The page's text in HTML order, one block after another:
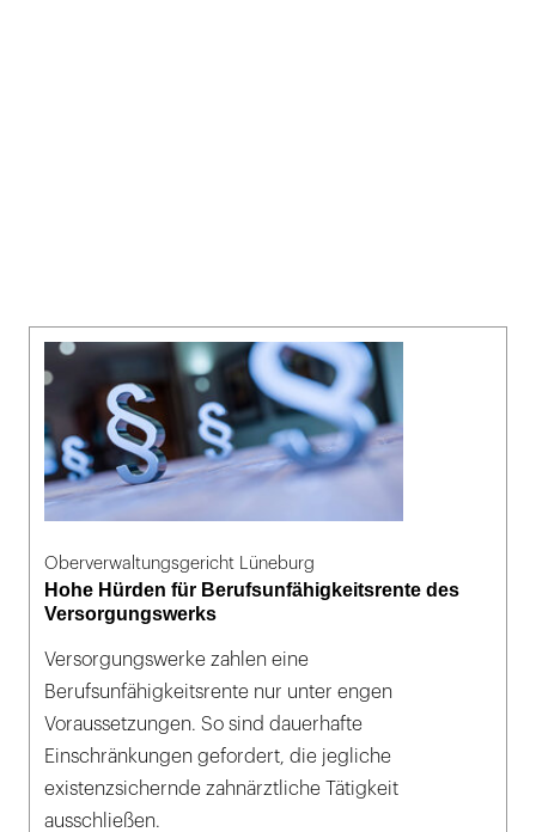
Oberverwaltungsgericht Lüneburg
Hohe Hürden für Berufsunfähigkeitsrente des
Versorgungswerks
Versorgungswerke zahlen eine
Berufsunfähigkeitsrente nur unter engen
Voraussetzungen. So sind dauerhafte
Einschränkungen gefordert, die jegliche
existenzsichernde zahnärztliche Tätigkeit
ausschließen.